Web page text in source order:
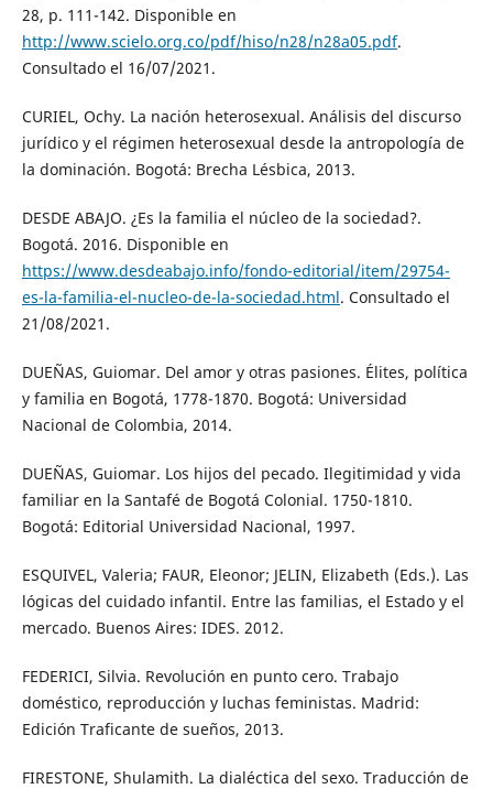
28, p. 111-142. Disponible en
http://www.scielo.org.co/pdf/hiso/n28/n28a05.pdf.
Consultado el 16/07/2021.
CURIEL, Ochy. La nación heterosexual. Análisis del discurso
jurídico y el régimen heterosexual desde la antropología de
la dominación. Bogotá: Brecha Lésbica, 2013.
DESDE ABAJO. ¿Es la familia el núcleo de la sociedad?.
Bogotá. 2016. Disponible en
https://www.desdeabajo.info/fondo-editorial/item/29754-
es-la-familia-el-nucleo-de-la-sociedad.html. Consultado el
21/08/2021.
DUEÑAS, Guiomar. Del amor y otras pasiones. Élites, política
y familia en Bogotá, 1778-1870. Bogotá: Universidad
Nacional de Colombia, 2014.
DUEÑAS, Guiomar. Los hijos del pecado. Ilegitimidad y vida
familiar en la Santafé de Bogotá Colonial. 1750-1810.
Bogotá: Editorial Universidad Nacional, 1997.
ESQUIVEL, Valeria; FAUR, Eleonor; JELIN, Elizabeth (Eds.). Las
lógicas del cuidado infantil. Entre las familias, el Estado y el
mercado. Buenos Aires: IDES. 2012.
FEDERICI, Silvia. Revolución en punto cero. Trabajo
doméstico, reproducción y luchas feministas. Madrid:
Edición Traficante de sueños, 2013.
FIRESTONE, Shulamith. La dialéctica del sexo. Traducción de